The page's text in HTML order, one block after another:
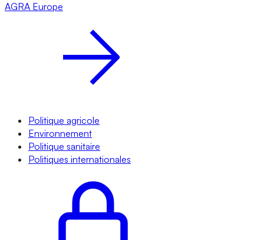
AGRA Europe
Politique agricole
Environnement
Politique sanitaire
Politiques internationales